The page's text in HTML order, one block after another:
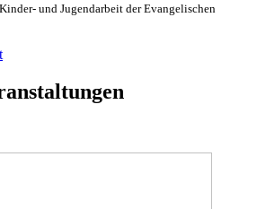
und Jugendarbeit der Evangelischen